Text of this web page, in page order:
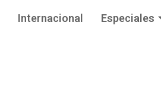
Internacional Especiales